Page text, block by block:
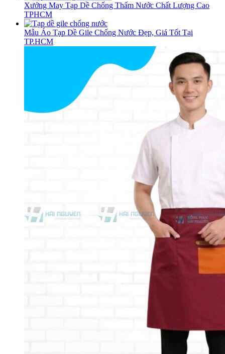
Xưởng May Tạp Dề Chống Thấm Nước Chất Lượng Cao
TPHCM
Mẫu Áo Tạp Dề Gile Chống Nước Đẹp, Giá Tốt Tại
TP.HCM